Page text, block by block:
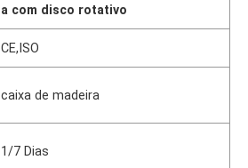
a com disco rotativo
CE,ISO
caixa de madeira
1/7 Dias